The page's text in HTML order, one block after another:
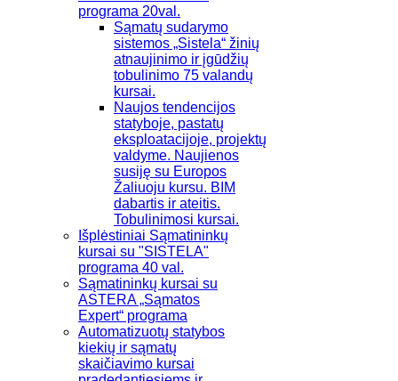
programa 20val.
Sąmatų sudarymo
sistemos „Sistela“ žinių
atnaujinimo ir įgūdžių
tobulinimo 75 valandų
kursai.
Naujos tendencijos
statyboje, pastatų
eksploatacijoje, projektų
valdyme. Naujienos
susiję su Europos
Žaliuoju kursu. BIM
dabartis ir ateitis.
Tobulinimosi kursai.
Išplėstiniai Sąmatininkų
kursai su "SISTELA"
programa 40 val.
Sąmatininkų kursai su
ASTERA „Sąmatos
Expert“ programa
Automatizuotų statybos
kiekių ir sąmatų
skaičiavimo kursai